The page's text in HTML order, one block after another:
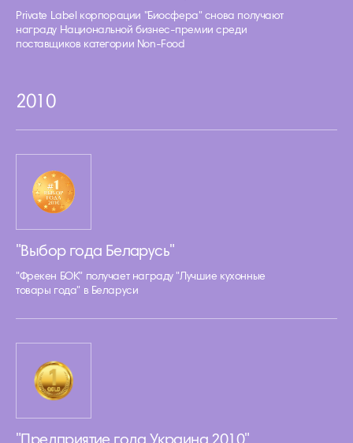
Private Label корпорации "Биосфера" снова получают
награду Национальной бизнес-премии среди
поставщиков категории Non-Food
2010
"Выбор года Беларусь"
"Фрекен БОК" получает награду "Лучшие кухонные
товары года" в Беларуси